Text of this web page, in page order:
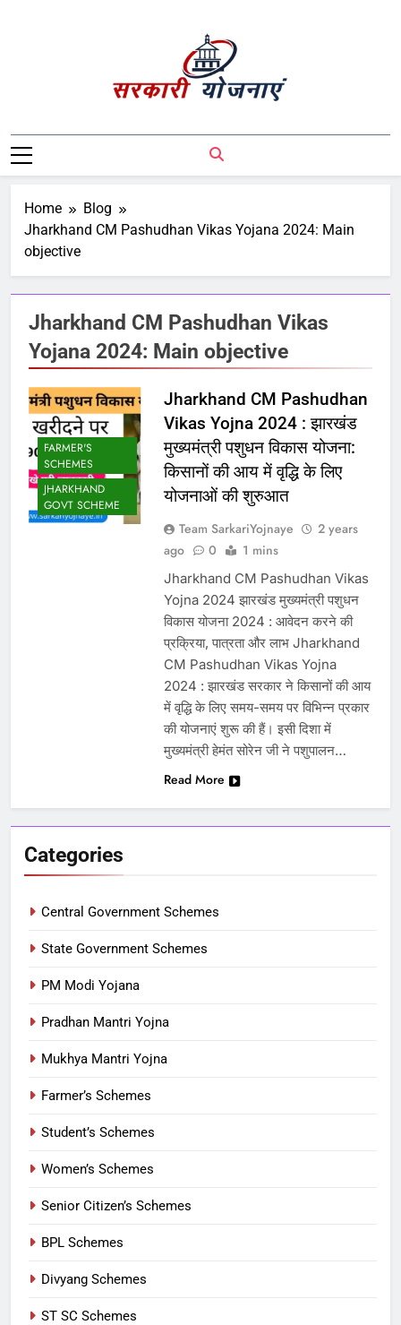
Sarkari Yojnaye
सरकारी योजनाएं | Central Government
Schemes | State Government Schemes |
Central And State Government Schemes
Home
Blog
Jharkhand CM Pashudhan Vikas Yojana 2024: Main
objective
Jharkhand CM Pashudhan Vikas
Yojana 2024: Main objective
FARMER'S
SCHEMES
JHARKHAND
GOVT SCHEME
Jharkhand CM Pashudhan
Vikas Yojna 2024 : झारखंड
मुख्यमंत्री पशुधन विकास योजना:
किसानों की आय में वृद्धि के लिए
योजनाओं की शुरुआत
Team SarkariYojnaye
2 years
ago
0 1 mins
Jharkhand CM Pashudhan Vikas
Yojna 2024 झारखंड मुख्यमंत्री पशुधन
विकास योजना 2024 : आवेदन करने की
प्रक्रिया, पात्रता और लाभ Jharkhand
CM Pashudhan Vikas Yojna
2024 : झारखंड सरकार ने किसानों की आय
में वृद्धि के लिए समय-समय पर विभिन्न प्रकार
की योजनाएं शुरू की हैं। इसी दिशा में
मुख्यमंत्री हेमंत सोरेन जी ने पशुपालन…
Read More
Categories
Central Government Schemes
State Government Schemes
PM Modi Yojana
Pradhan Mantri Yojna
Mukhya Mantri Yojna
Farmer’s Schemes
Student’s Schemes
Women’s Schemes
Senior Citizen’s Schemes
BPL Schemes
Divyang Schemes
ST SC Schemes